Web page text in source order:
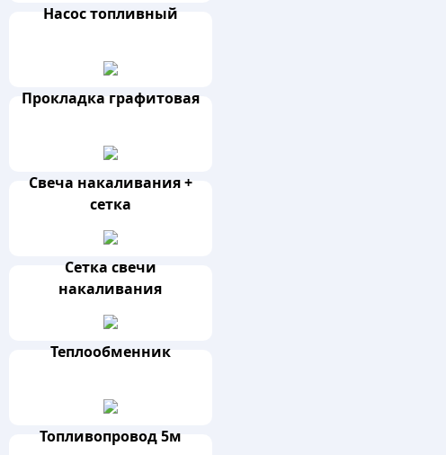
Насос топливный
Прокладка графитовая
Свеча накаливания +
сетка
Сетка свечи
накаливания
Теплообменник
Топливопровод 5м